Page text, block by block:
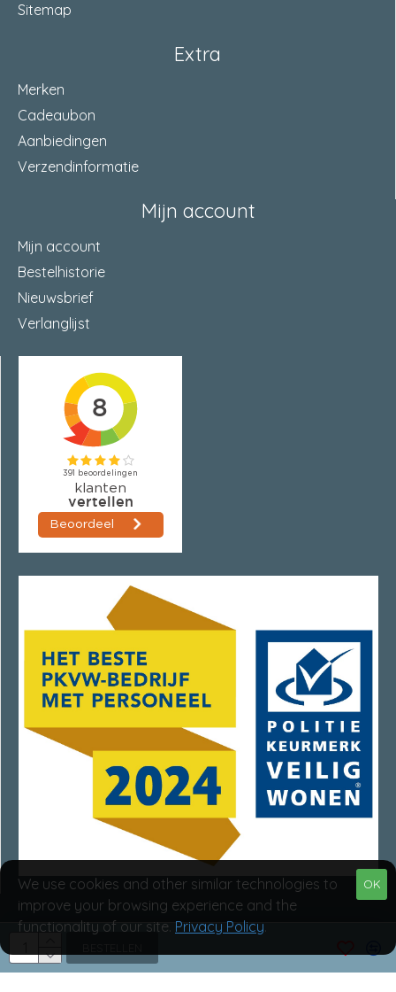
Sitemap
Extra
Merken
Cadeaubon
Aanbiedingen
Verzendinformatie
Mijn account
Mijn account
Bestelhistorie
Nieuwsbrief
Verlanglijst
Van Rumpt Specialisten © 2025
OK
We use cookies and other similar technologies to
improve your browsing experience and the
functionality of our site. Privacy Policy.